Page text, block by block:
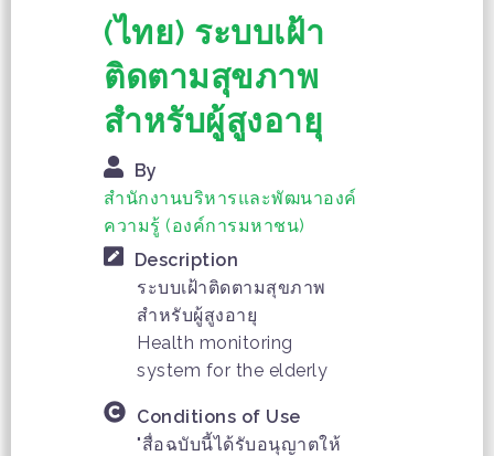
(ไทย) ระบบเฝ้า
ติดตามสุขภาพ
สำหรับผู้สูงอายุ
By
สำนักงานบริหารและพัฒนาองค์
ความรู้ (องค์การมหาชน)
Description
ระบบเฝ้าติดตามสุขภาพ
สำหรับผู้สูงอายุ
Health monitoring
system for the elderly
Conditions of Use
"สื่อฉบับนี้ได้รับอนุญาตให้